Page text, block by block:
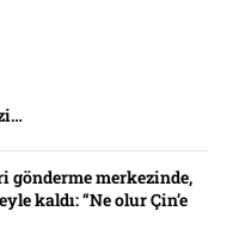
gönderme merkezinde,
kaldı: “Ne olur Çin’e